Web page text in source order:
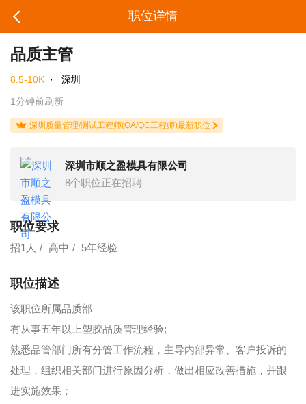
职位详情
品质主管
8.5-10K ·
深圳
1分钟前刷新
深圳质量管理/测试工程师(QA/QC工程师)最新职位
深圳市顺之盈模具有限公司
8个职位正在招聘
职位要求
招1人 高中 5年经验
职位描述
该职位所属品质部
有从事五年以上塑胶品质管理经验;
熟悉品管部门所有分管工作流程，主导内部异常、客户投诉的
处理，组织相关部门进行原因分析，做出相应改善措施，并跟
进实施效果；